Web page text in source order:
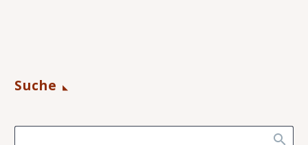
Suche